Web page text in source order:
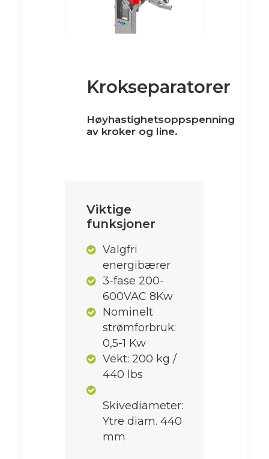
Krokseparatorer
Høyhastighetsoppspenning
av kroker og line.
Viktige
funksjoner
Valgfri
energibærer
3-fase 200-
600VAC 8Kw
Nominelt
strømforbruk:
0,5-1 Kw
Vekt: 200 kg /
440 lbs
Skivediameter:
Ytre diam. 440
mm